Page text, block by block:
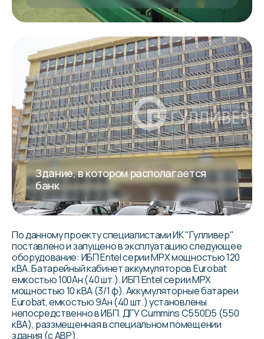
Здание, в котором располагается
банк
По данному проекту специалистами ИК "Гулливер"
поставлено и запущено в эксплуатацию следующее
оборудование: ИБП Entel серии MPX мощностью 120
кВА. Батарейный кабинет аккумуляторов Eurobat
емкостью 100Ан (40 шт.). ИБП Entel серии MPX
мощностью 10 кВА (3/1 ф). Аккумуляторные батареи
Eurobat, емкостью 9Ан (40 шт.) установлены
непосредственно в ИБП. ДГУ Cummins C550D5 (550
кВА), раззмещенная в специальном помещении
здания (c АВР).